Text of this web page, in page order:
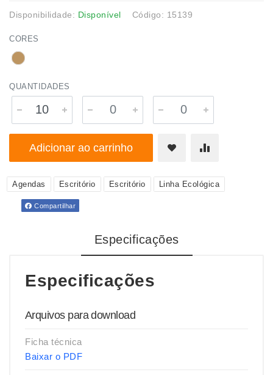
Disponibilidade: Disponível Código: 15139
CORES
QUANTIDADES
Adicionar ao carrinho
Agendas Escritório Escritório Linha Ecológica
Compartilhar
Especificações
Especificações
Arquivos para download
Ficha técnica
Baixar o PDF